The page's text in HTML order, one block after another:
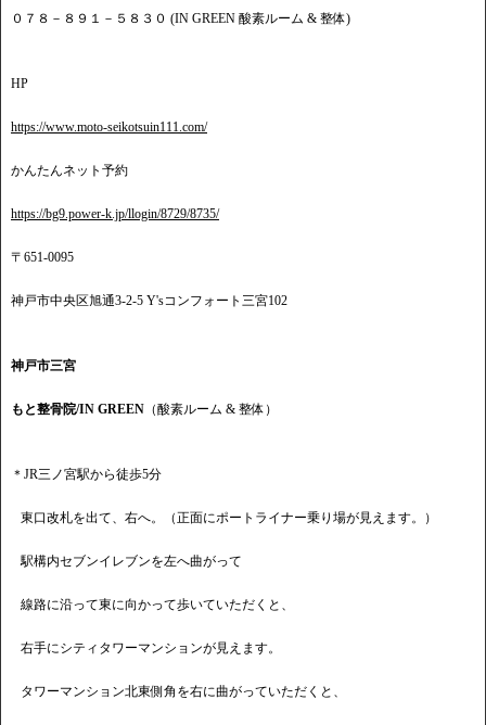
０７８－８９１－５８３０ (IN GREEN 酸素ルーム & 整体)
HP
https://www.moto-seikotsuin111.com/
かんたんネット予約
https://bg9.power-k.jp/llogin/8729/8735/
〒651-0095
神戸市中央区旭通3-2-5 Y'sコンフォート三宮102
神戸市三宮
もと整骨院/IN GREEN （酸素ルーム & 整体）
＊JR三ノ宮駅から徒歩5分
東口改札を出て、右へ。（正面にポートライナー乗り場が見えます。）
駅構内セブンイレブンを左へ曲がって
線路に沿って東に向かって歩いていただくと、
右手にシティタワーマンションが見えます。
タワーマンション北東側角を右に曲がっていただくと、